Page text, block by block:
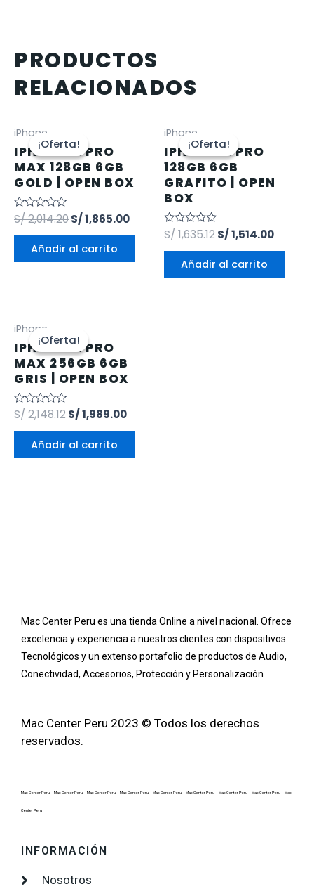
PRODUCTOS
RELACIONADOS
¡Oferta!
¡Oferta!
iPhone
IPHONE 12 PRO
MAX 128GB 6GB
GOLD | OPEN BOX
Valorado
en
0
S/2,014.20S/1,865.00
Añadir al carrito
¡Oferta!
¡Oferta!
iPhone
IPHONE 12 PRO
128GB 6GB
GRAFITO | OPEN
BOX
Valorado
en
0
S/1,635.12S/1,514.00
Añadir al carrito
¡Oferta!
¡Oferta!
iPhone
IPHONE 12 PRO
MAX 256GB 6GB
GRIS | OPEN BOX
Valorado
en
0
S/2,148.12S/1,989.00
Añadir al carrito
Mac Center Peru es una tienda Online a nivel nacional
. Ofrece
excelencia y experiencia a nuestros clientes con dispositivos
Tecnológicos y un extenso portafolio de productos de Audio,
Conectividad, Accesorios, Protección y Personalización
Mac Center Peru 2023 © Todos los derechos
reservados.
Mac Center Peru – Mac Center Peru – Mac Center Peru – Mac Center Peru – Mac Center Peru – Mac Center Peru – Mac Center Peru – Mac Center Peru – Mac
Center Peru
INFORMACIÓN
Nosotros